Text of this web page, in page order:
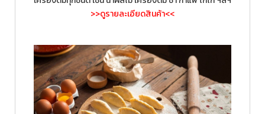
>>ดูรายละเอียดสินค้า<<